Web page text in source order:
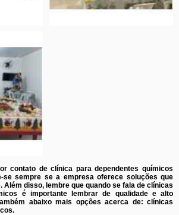
contato de clínica para dependentes químicos
se sempre se a empresa oferece soluções que
Além disso, lembre que quando se fala de clínicas
é importante lembrar de qualidade e alto
abaixo mais opções acerca de: clínicas